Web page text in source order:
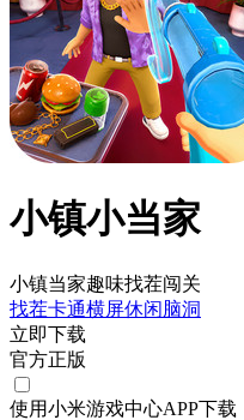
小镇小当家
小镇当家趣味找茬闯关
找茬卡通横屏休闲脑洞
立即下载
官方正版
使用小米游戏中心APP下载